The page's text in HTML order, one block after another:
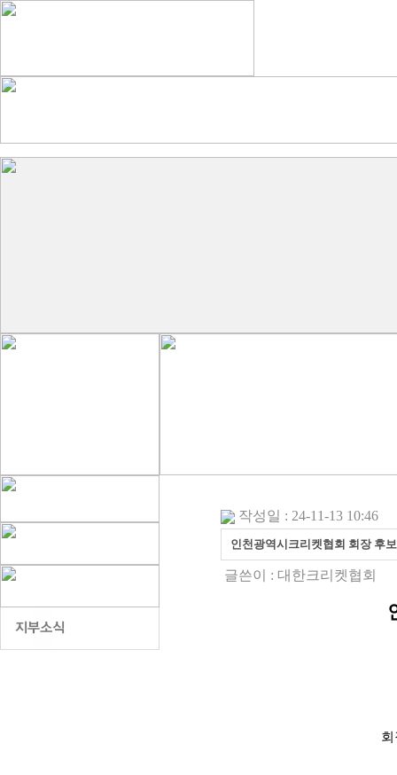
작성일 : 24-11-13 10:46
인천광역시크리켓협회 회장 후
글쓴이 : 대한크리켓협회